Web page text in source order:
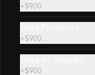
Gohan Pollo
+$900
+$900
+$900